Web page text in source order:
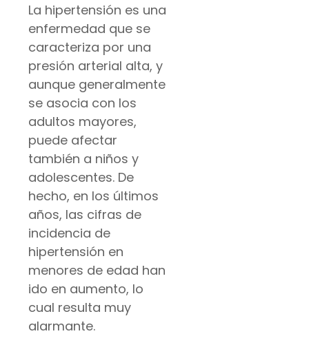
La hipertensión es una
enfermedad que se
caracteriza por una
presión arterial alta, y
aunque generalmente
se asocia con los
adultos mayores,
puede afectar
también a niños y
adolescentes. De
hecho, en los últimos
años, las cifras de
incidencia de
hipertensión en
menores de edad han
ido en aumento, lo
cual resulta muy
alarmante.